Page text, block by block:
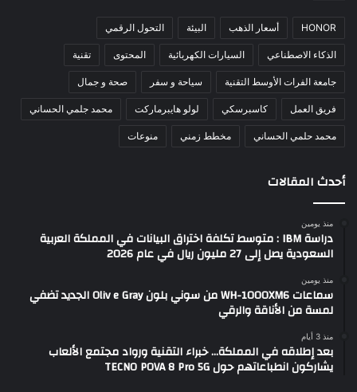
HONOR أسعار الذهب البيئة التحول الرقمي
الذكاء الاصطناعي السيارات الكهربائية المحتوى تقنية
جامعة الفرات الأوسط التقنية سياحة و سفر صحة و جمال
فريق العمل كاسبرسكي لولو هايبرماركت محمد جلمي الحساني
محمد حلمي الحساني مخطط زمني منوعات
أحدث المقالات
منذ يومين
دراسة IBM : متوسط تكلفة اختراق البيانات في المملكة العربية
السعودية يصل إلى 27 مليون ريال في عام 2026
منذ يومين
سماعات WH-1000XM6 من سوني بلون Oliv e Gray الجديد تضفي
لمسة من الأناقة والرقي
منذ 3 أيام
بعد إطلاقه في المملكة… خبراء التقنية ورواد مجتمع الألعاب
يشاركون انطباعاتهم حول TECNO POVA 8 Pro 5G